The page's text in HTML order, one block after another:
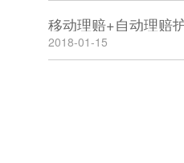
移动理赔+自动理赔
2018-01-15